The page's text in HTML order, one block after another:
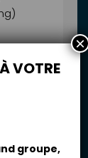
VOTRE
groupe,
×